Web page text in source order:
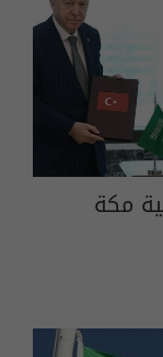
مكة